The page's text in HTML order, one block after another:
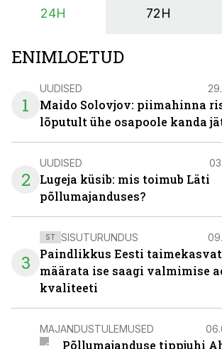
on suurim ning iga töötund on oluline.
24H 72H
ENIMLOETUD
1
UUDISED
Maido Solovjov: piimahinna
lõputult ühe osapoole kanda
2
UUDISED
Lugeja küsib: mis toimub Läti
põllumajanduses?
3
ST SISUTURUNDUS
Paindlikkus Eesti
määrata ise saagi valmimise
kvaliteeti
MAJANDUSTULEMUSED
Põllumajanduse tippjuhi